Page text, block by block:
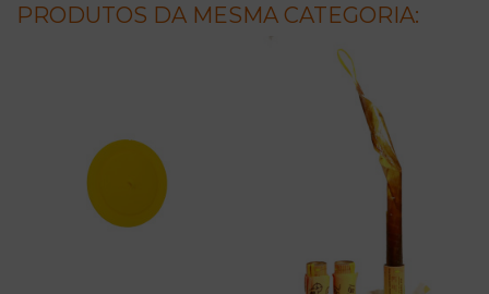
PRODUTOS DA MESMA CATEGORIA: